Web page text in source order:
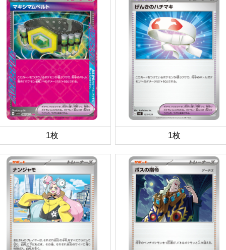
1枚 1枚